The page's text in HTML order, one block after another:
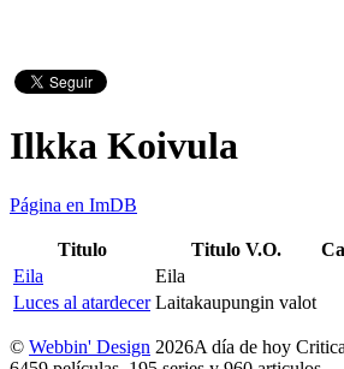
Ilkka Koivula
Página en ImDB
Titulo Titulo V.O.
Eila
Eila
Luces al atardecer Laitakaupungin valot
© Webbin' Design 2026A día de hoy